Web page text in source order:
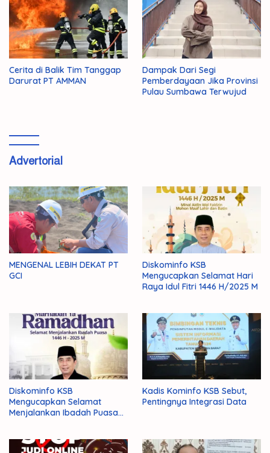
Cerita di Balik Tim Tanggap
Darurat PT AMMAN
Dampak Dari Segi
Pemberdayaan Jika Provinsi
Pulau Sumbawa Terwujud
Advertorial
MENGENAL LEBIH DEKAT PT
GCI
Diskominfo KSB
Mengucapkan Selamat Hari
Raya Idul Fitri 1446 H/2025 M
Diskominfo KSB
Mengucapkan Selamat
Menjalankan Ibadah Puasa
Kadis Kominfo KSB Sebut,
Pentingnya Integrasi Data